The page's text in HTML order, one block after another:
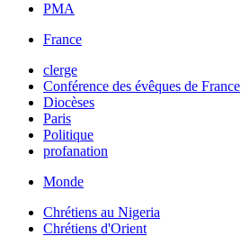
PMA
France
clerge
Conférence des évêques de France
Diocèses
Paris
Politique
profanation
Monde
Chrétiens au Nigeria
Chrétiens d'Orient